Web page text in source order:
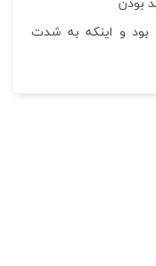
به شدت